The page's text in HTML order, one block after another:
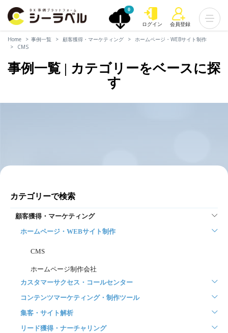
0
ログイン 会員登録
Home 事例一覧 顧客獲得・マーケティング
ホームページ・WEBサイト制作
CMS
事例一覧 | カテゴリーをベースに探
す
カテゴリーで検索
顧客獲得・マーケティング
ホームページ・WEBサイト制作
CMS
ホームページ制作会社
カスタマーサクセス・コールセンター
コンテンツマーケティング・制作ツール
集客・サイト解析
リード獲得・ナーチャリング